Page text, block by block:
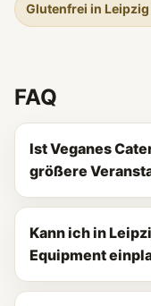
Glutenfrei in
FAQ
Ist Veganes
größere
Kann ich in
Equipment